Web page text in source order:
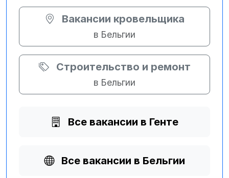
Вакансии кровельщика
в Бельгии
Строительство и ремонт
в Бельгии
Все вакансии в Генте
Все вакансии в Бельгии